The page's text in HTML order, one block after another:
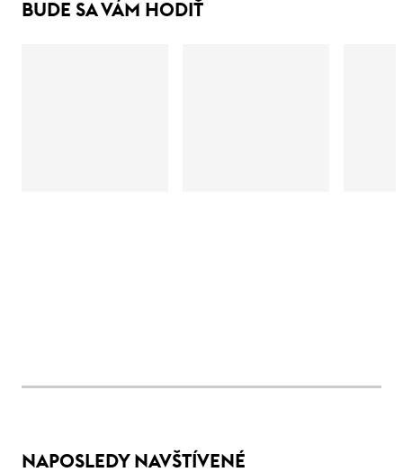
BUDE SA VÁM HODIŤ
NAPOSLEDY NAVŠTÍVENÉ